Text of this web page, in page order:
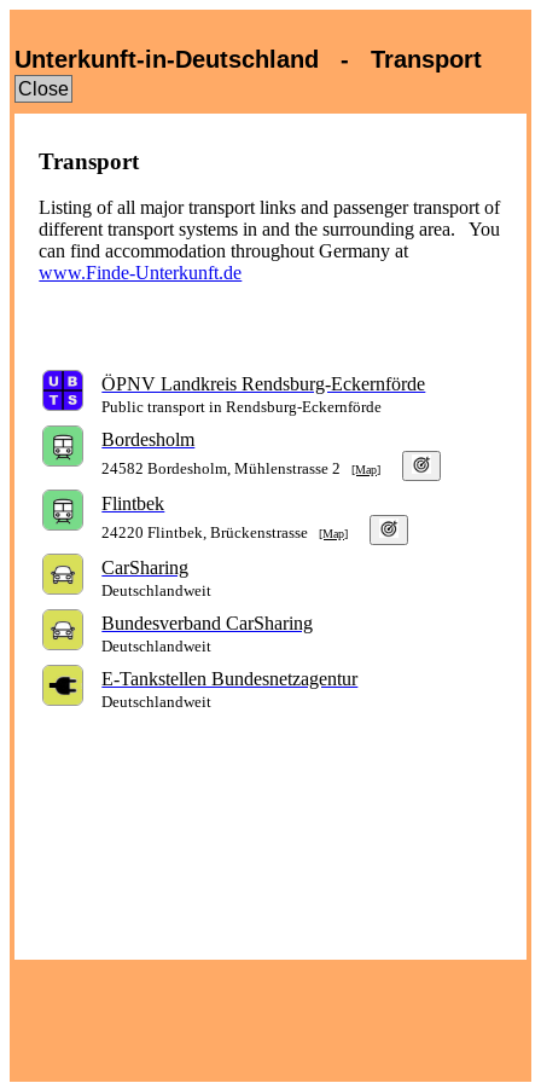
Unterkunft-in-Deutschland - Transport
Close
Transport
Listing of all major transport links and passenger transport of
different transport systems inand the surrounding area. You
can find accommodation throughout Germany at
www.Finde-Unterkunft.de
ÖPNV Landkreis Rendsburg-Eckernförde
Public transport in Rendsburg-Eckernförde
Bordesholm
24582 Bordesholm, Mühlenstrasse 2[Map]
Flintbek
24220 Flintbek, Brückenstrasse[Map]
CarSharing
Deutschlandweit
Bundesverband CarSharing
Deutschlandweit
E-Tankstellen Bundesnetzagentur
Deutschlandweit